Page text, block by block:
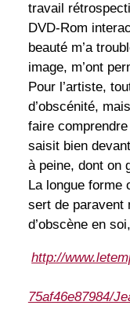
travail
DVD-Rom
beauté m’a
image, m’ont
Pour l’artiste,
d’obscénité,
faire
saisit bien
à peine, dont on
La longue forme
sert de paravent
d’obscène en
http://
75af46e87984/